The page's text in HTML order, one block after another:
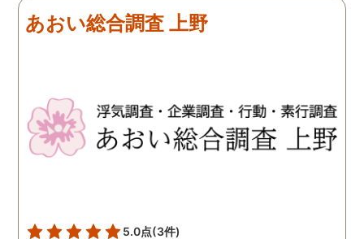
探偵に頼む事のない人生を
歩みますね(笑)
あおい総合調査 上野
5.0点(3件)